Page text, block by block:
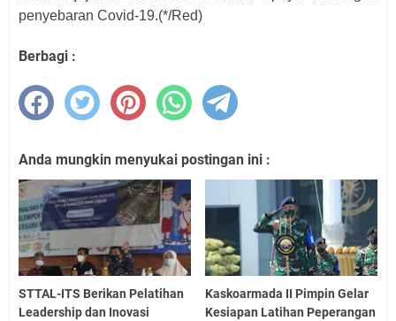
penyebaran Covid-19.(*/Red)
Berbagi :
Anda mungkin menyukai postingan ini :
STTAL-ITS Berikan Pelatihan
Leadership dan Inovasi
Kaskoarmada II Pimpin Gelar
Kesiapan Latihan Peperangan